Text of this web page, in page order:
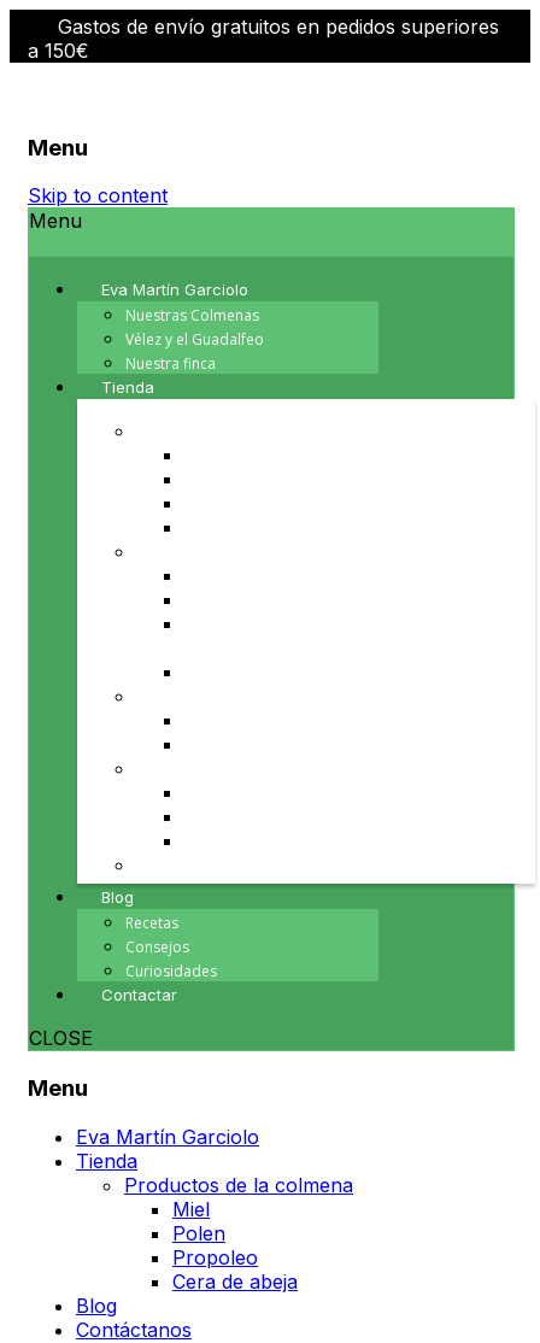
Gastos de envío gratuitos en pedidos superiores
a 150€
Menu
Skip to content
Menu
Eva Martín Garciolo
Nuestras Colmenas
Vélez y el Guadalfeo
Nuestra finca
Tienda
Blog
Recetas
Consejos
Curiosidades
Contactar
CLOSE
Menu
Eva Martín Garciolo
Tienda
Productos de la colmena
Miel
Polen
Propoleo
Cera de abeja
Blog
Contáctanos